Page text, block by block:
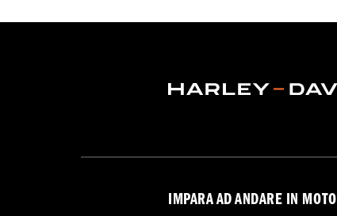
Origine:Importata
IMPARA AD ANDARE IN MOTO